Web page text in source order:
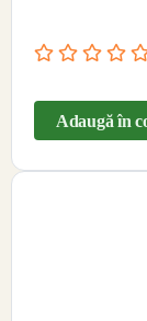
Adaugă în